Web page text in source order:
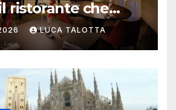
ristorante che
l’ospitalità in
di casa
LUCA TALOTTA